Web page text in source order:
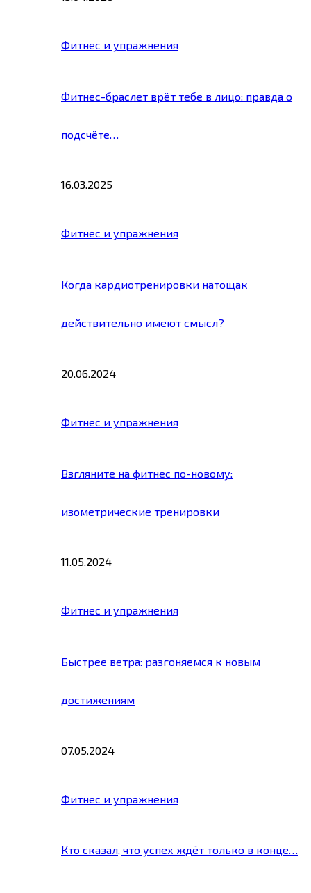
Фитнес и упражнения
Фитнес-браслет врёт тебе в лицо: правда о
подсчёте…
16.03.2025
Фитнес и упражнения
Когда кардиотренировки натощак
действительно имеют смысл?
20.06.2024
Фитнес и упражнения
Взгляните на фитнес по-новому:
изометрические тренировки
11.05.2024
Фитнес и упражнения
Быстрее ветра: разгоняемся к новым
достижениям
07.05.2024
Фитнес и упражнения
Кто сказал, что успех ждёт только в конце…